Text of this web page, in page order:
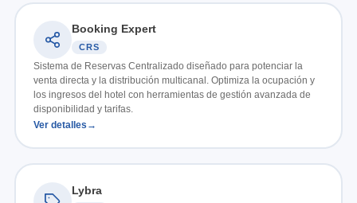
Booking Expert
CRS
Sistema de Reservas Centralizado diseñado para potenciar la
venta directa y la distribución multicanal. Optimiza la ocupación y
los ingresos del hotel con herramientas de gestión avanzada de
disponibilidad y tarifas.
Ver detalles
Lybra